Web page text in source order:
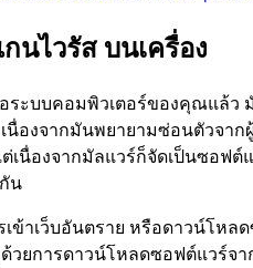
นไวรัส บนเครื่อง
ะบบคอมพิวเตอร์ของคุณแล้ว
องจากมันพยายามซ่อนตัวจากผู้
เนื่องจากมัลแวร์ก็จัดเป็นซอฟ
น
ข้าเว็บอันตราย หรือดาวน์โหล
ด้วยการดาวน์โหลดซอฟต์แวร์จ